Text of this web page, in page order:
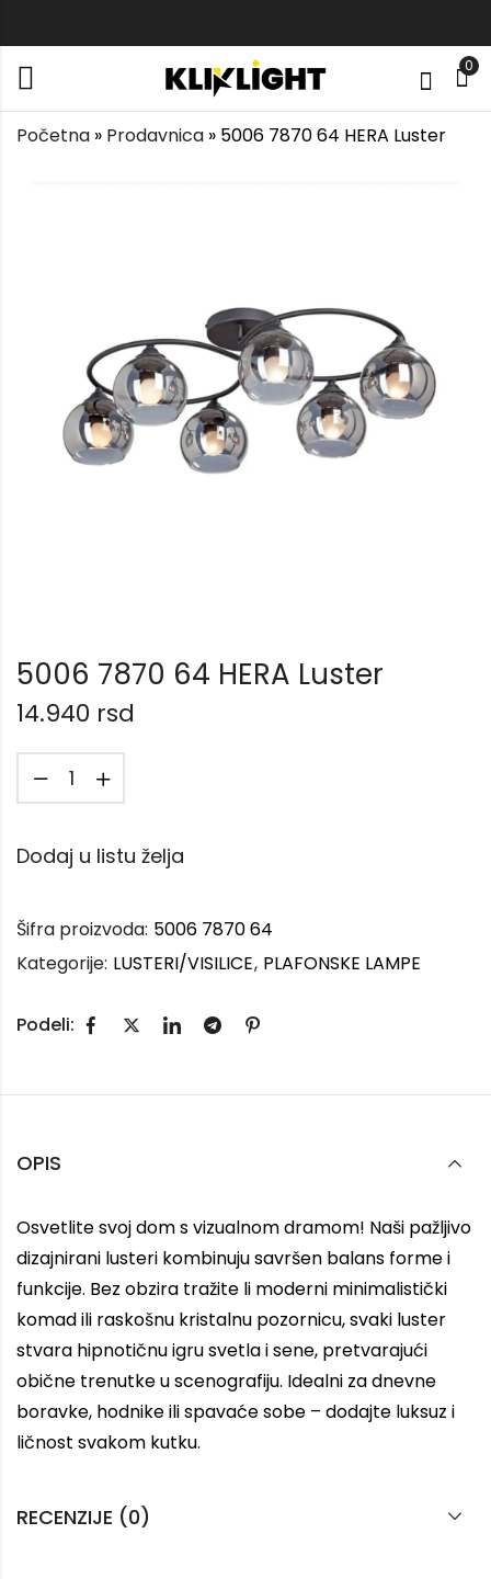
0
Početna » Prodavnica » 5006 7870 64 HERA Luster
5006 7870 64 HERA Luster
14.940 rsd
Dodaj u listu želja
Šifra proizvoda: 5006 7870 64
Kategorije: LUSTERI/VISILICE, PLAFONSKE LAMPE
Podeli:
OPIS
Osvetlite svoj dom s vizualnom dramom! Naši pažljivo
dizajnirani lusteri kombinuju savršen balans forme i
funkcije. Bez obzira tražite li moderni minimalistički
komad ili raskošnu kristalnu pozornicu, svaki luster
stvara hipnotičnu igru svetla i sene, pretvarajući
obične trenutke u scenografiju. Idealni za dnevne
boravke, hodnike ili spavaće sobe – dodajte luksuz i
ličnost svakom kutku.
RECENZIJE (0)